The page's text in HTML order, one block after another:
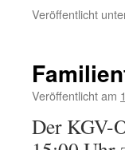
Veröffentlicht
Veröffentlicht am
Der KGV-